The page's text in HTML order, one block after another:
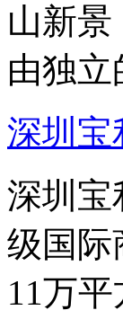
山新
由独
深圳宝
深圳宝
级国际
11万